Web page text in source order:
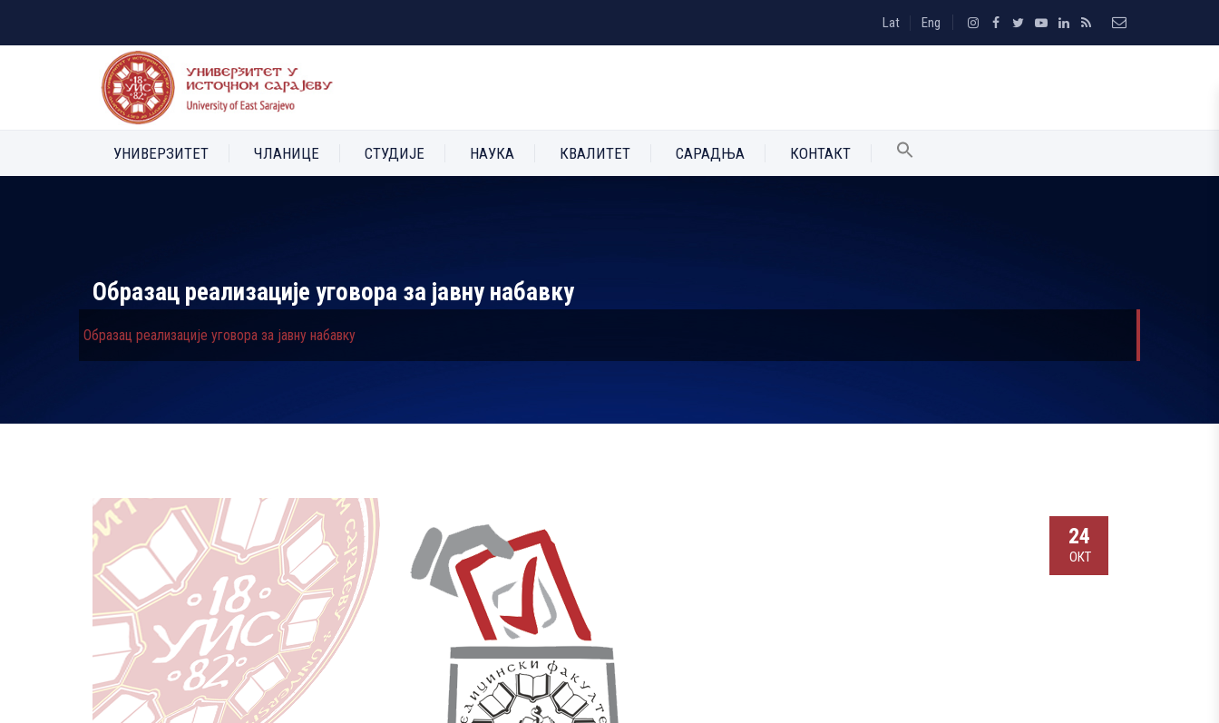
Lat Eng
УНИВЕРЗИТЕТ ЧЛАНИЦЕ СТУДИЈЕ НАУКА КВАЛИТЕТ САРАДЊА КОНТАКТ
Образац реализације уговора за јавну набавку
Образац реализације уговора за јавну набавку
24
ОКТ